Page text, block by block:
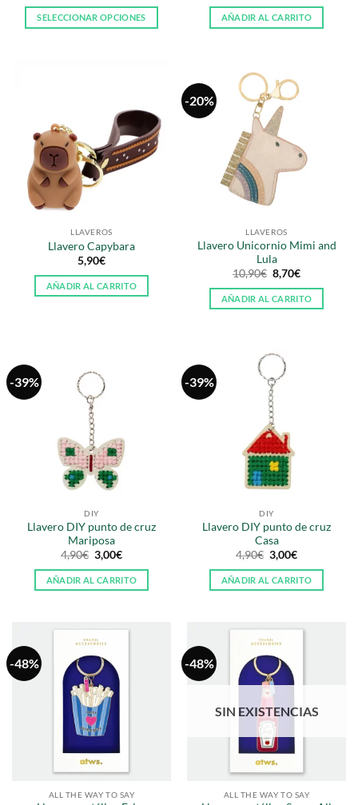
SELECCIONAR OPCIONES
opciones
se
pueden
elegir
página
de
AÑADIR AL CARRITO
LLAVEROS
Llavero Capybara
5,90€
AÑADIR AL CARRITO
-20%
LLAVEROS
Llavero Unicornio Mimi and
Lula
10,90€ El
precio
original
era:
8,70€El
actual
es:
AÑADIR AL CARRITO
-39%
DIY
Llavero DIY punto de cruz
Mariposa
4,90€ El
precio
original
era:
3,00€El
actual
es:
AÑADIR AL CARRITO
-39%
DIY
Llavero DIY punto de cruz
Casa
4,90€ El
precio
original
era:
3,00€El
actual
es:
AÑADIR AL CARRITO
-48%
ALL THE WAY TO SAY
-48%
SIN EXISTENCIAS
ALL THE WAY TO SAY